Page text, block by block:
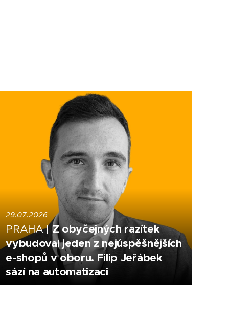
29.07.2026
PRAHA | Z obyčejných razítek
vybudoval jeden z nejúspěšnějších
e-shopů v oboru. Filip Jeřábek
sází na automatizaci